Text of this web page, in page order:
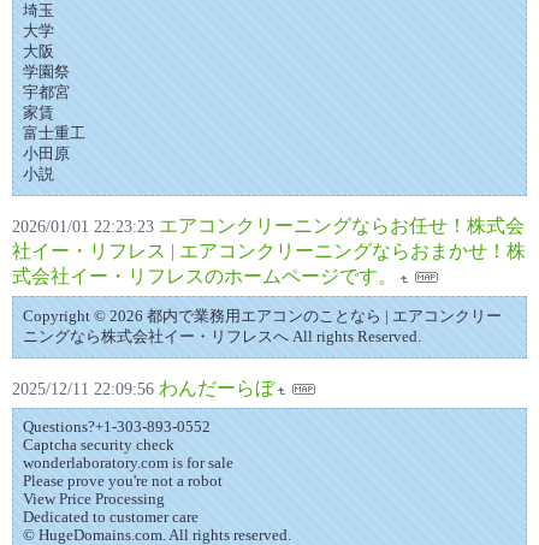
埼玉
大学
大阪
学園祭
宇都宮
家賃
富士重工
小田原
小説
2026/01/01 22:23:23 エアコンクリーニングならお任せ！株式会
社イー・リフレス | エアコンクリーニングならおまかせ！株
式会社イー・リフレスのホームページです。
Copyright © 2026 都内で業務用エアコンのことなら | エアコンクリー
ニングなら株式会社イー・リフレスへ All rights Reserved.
2025/12/11 22:09:56 わんだーらぼ
Questions?+1-303-893-0552
Captcha security check
wonderlaboratory.com is for sale
Please prove you're not a robot
View Price Processing
Dedicated to customer care
© HugeDomains.com. All rights reserved.